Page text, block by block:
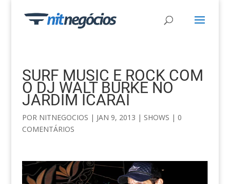
SURF MUSIC E ROCK COM
O DJ WALT BURKE NO
JARDIM ICARAÍ
POR NITNEGOCIOS | JAN 9, 2013 | SHOWS | 0
COMENTÁRIOS